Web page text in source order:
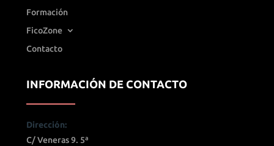
Formación
FicoZone
Contacto
INFORMACIÓN DE CONTACTO
Dirección:
C/ Veneras 9. 5ª